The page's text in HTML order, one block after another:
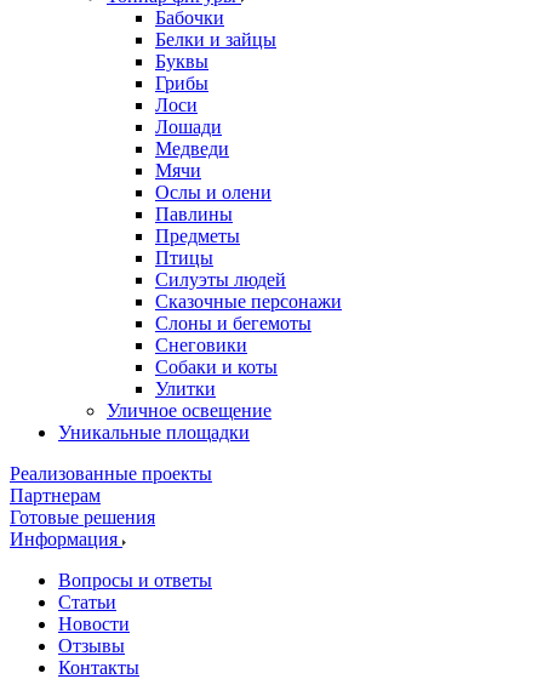
Бабочки
Белки и зайцы
Буквы
Грибы
Лоси
Лошади
Медведи
Мячи
Ослы и олени
Павлины
Предметы
Птицы
Силуэты людей
Сказочные персонажи
Слоны и бегемоты
Снеговики
Собаки и коты
Улитки
Уличное освещение
Уникальные площадки
Реализованные проекты
Партнерам
Готовые решения
Информация
Вопросы и ответы
Статьи
Новости
Отзывы
Контакты